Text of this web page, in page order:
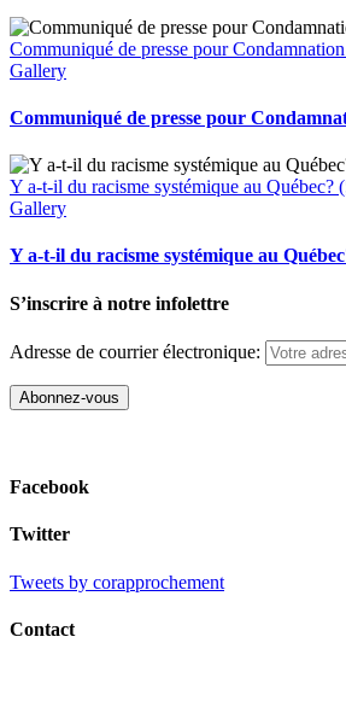
Communiqué de presse pour
Gallery
Communiqué de presse pour
Y a-t-il du racisme systémique au Québec?
Gallery
Y a-t-il du racisme systémique au
S’inscrire à notre infolettre
Adresse de courrier électronique:
Facebook
Twitter
Tweets by corapprochement
Contact